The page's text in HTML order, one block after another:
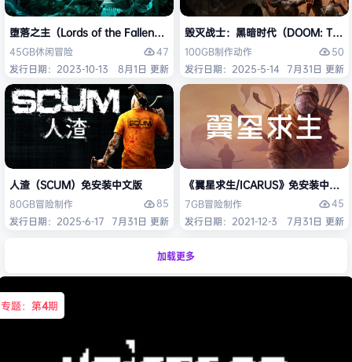
堕落之主（Lords of the Fallen）免安装中文版
45GB休闲冒险
47
发行日期：2023-10-13
8月1日 更新
毁灭战士：黑暗时代（DOOM: The
100GB制作动作
50
发行日期：2025-5-14 7月31日 更新
人渣（SCUM）免安装中文版
80GB冒险制作
85
发行日期：2025-6-17 7月31日 更新
《翼星求生/ICARUS》免安装中文版
7GB冒险制作
45
发行日期：2021-12-3
7月31日 更新
加载更多
专题：第4期